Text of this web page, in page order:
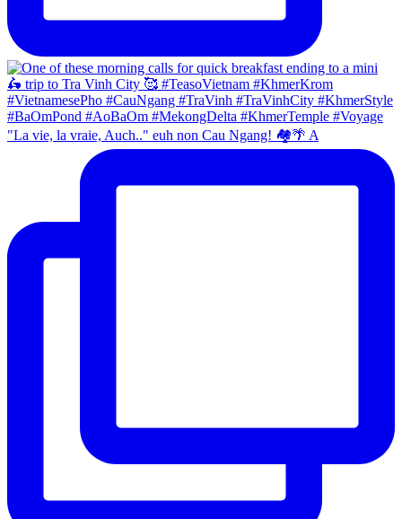
"La vie, la vraie, Auch.." euh non Cau Ngang! 🏘🌴 A